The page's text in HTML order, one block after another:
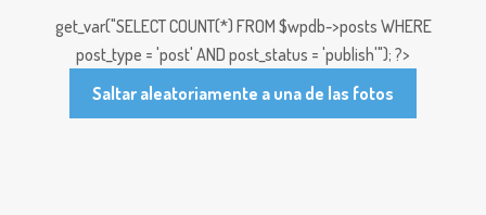
get_var("SELECT COUNT(*) FROM $wpdb->posts WHERE
post_type = 'post' AND post_status = 'publish'"); ?>
Saltar aleatoriamente a una de las fotos